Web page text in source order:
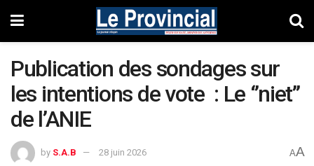
Publication des sondages sur
les intentions de vote : Le ‘’niet’’
de l’ANIE
by S.A.B 28 juin 2026 AA